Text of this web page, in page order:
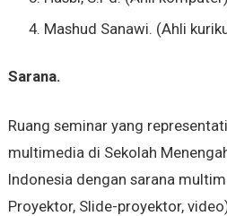
Mashud Sanawi. (Ahli
Sarana.
Ruang seminar yang
multimedia di Sekolah
Indonesia dengan sarana
Proyektor, Slide-proyektor,